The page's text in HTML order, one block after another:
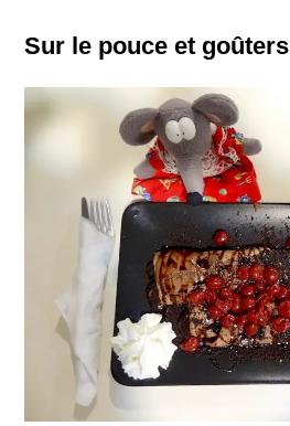
Sur le pouce et goûters